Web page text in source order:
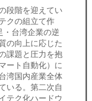
段階を迎えてい
クの組立て作
・台湾企業の逆
の向上に応じた
課題と圧力を抱
ート自動化）に
湾国内産業全体
いる。第二次自
テク化ハードウ